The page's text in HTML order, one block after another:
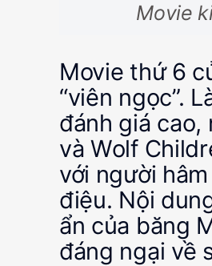
Movie
Movie thứ 6
“viên ngọc”.
đánh giá
và Wolf
với người
điệu. Nội
ẩn của băng
đáng ngại về